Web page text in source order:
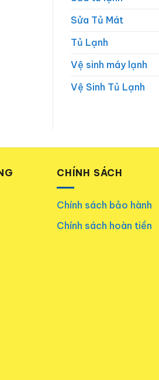
Sửa Tủ Mát
Tủ Lạnh
Vệ sinh máy lạnh
Vệ Sinh Tủ Lạnh
CHÍNH SÁCH
Chính sách bảo hành
Chính sách hoàn tiền